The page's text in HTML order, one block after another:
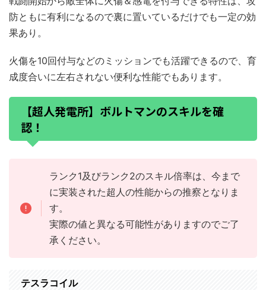
防ともに有利になるので裏に置いているだけでも一定の効
果あり。
火傷を10回付与などのミッションでも活躍できるので、育
成度合いに左右されない便利な性能でもあります。
【超人発電所】ボルトマンのスキルを確
認！
ランク1及びランク2のスキル倍率は、今まで
に実装された超人の性能からの推察となりま
す。
実際の値と異なる可能性がありますのでご了
承ください。
テスラコイル